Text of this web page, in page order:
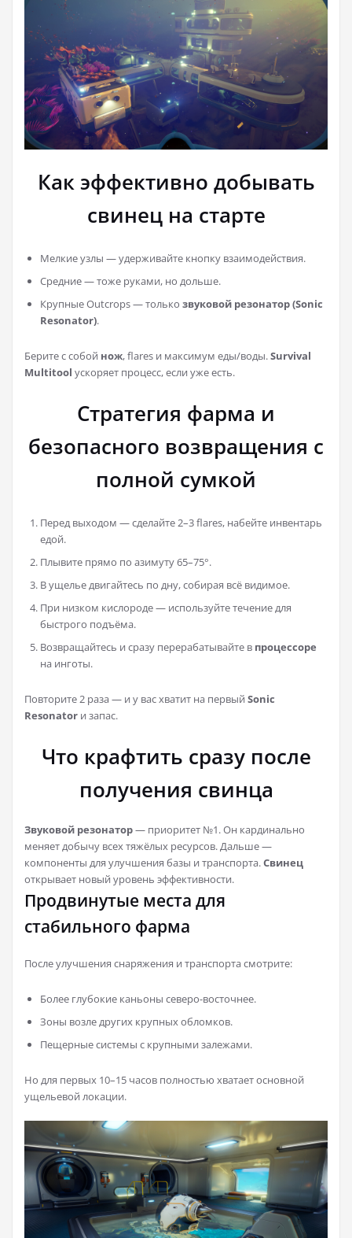
Как эффективно добывать
свинец на старте
Мелкие узлы — удерживайте кнопку взаимодействия.
Средние — тоже руками, но дольше.
Крупные Outcrops — только звуковой резонатор (Sonic
Resonator).
Берите с собой нож, flares и максимум еды/воды.Survival
Multitool ускоряет процесс, если уже есть.
Стратегия фарма и
безопасного возвращения с
полной сумкой
Перед выходом — сделайте 2–3 flares, набейте инвентарь
едой.
Плывите прямо по азимуту 65–75°.
В ущелье двигайтесь по дну, собирая всё видимое.
При низком кислороде — используйте течение для
быстрого подъёма.
Возвращайтесь и сразу перерабатывайте в процессоре
на инготы.
Повторите 2 раза — и у вас хватит на первый Sonic
Resonator и запас.
Что крафтить сразу после
получения свинца
Звуковой резонатор— приоритет №1. Он кардинально
меняет добычу всех тяжёлых ресурсов. Дальше —
компоненты для улучшения базы и транспорта.Свинец
открывает новый уровень эффективности.
Продвинутые места для
стабильного фарма
После улучшения снаряжения и транспорта смотрите:
Более глубокие каньоны северо-восточнее.
Зоны возле других крупных обломков.
Пещерные системы с крупными залежами.
Но для первых 10–15 часов полностью хватает основной
ущельевой локации.